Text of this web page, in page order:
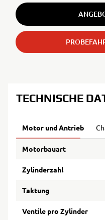
TECHNISCHE
Motor und Antrieb
Motorbauart
Zylinderzahl
Taktung
Ventile pro Zylinder